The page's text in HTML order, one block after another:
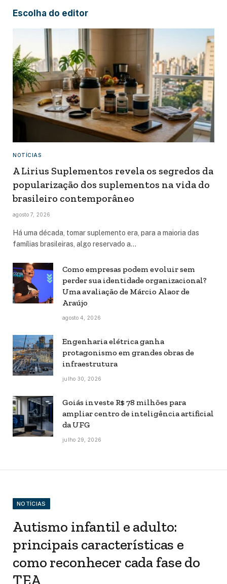
Escolha do editor
NOTÍCIAS
A Lirius Suplementos revela os segredos da
popularização dos suplementos na vida do
brasileiro contemporâneo
agosto 7, 2026
Há uma década, tomar suplemento era, para a maioria das
famílias brasileiras, algo reservado a…
Como empresas podem evoluir sem
perder sua identidade organizacional?
Uma avaliação de Márcio Alaor de
Araújo
agosto 4, 2026
Engenharia elétrica ganha
protagonismo em grandes obras de
infraestrutura
julho 30, 2026
Goiás investe R$ 78 milhões para
ampliar centro de inteligência artificial
da UFG
julho 29, 2026
NOTÍCIAS
Autismo infantil e adulto:
principais características e
como reconhecer cada fase do
TEA